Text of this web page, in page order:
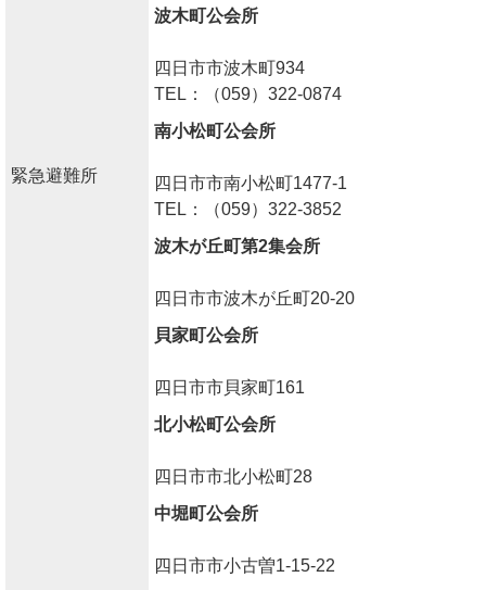
緊急避難所
波木町公会所
四日市市波木町934
TEL：（059）322-0874
南小松町公会所
四日市市南小松町1477-1
TEL：（059）322-3852
波木が丘町第2集会所
四日市市波木が丘町20-20
貝家町公会所
四日市市貝家町161
北小松町公会所
四日市市北小松町28
中堀町公会所
四日市市小古曽1-15-22